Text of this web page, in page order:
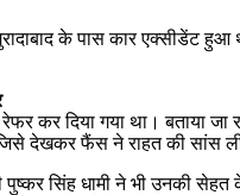
के पास कार एक्सीडेंट
रेफर कर दिया गया था।
जिसे देखकर फैंस ने राहत की सांस
सिंह धामी ने भी उनकी